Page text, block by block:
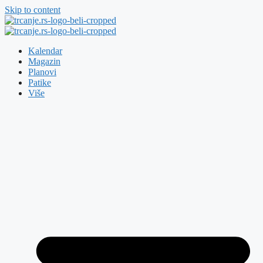
Skip to content
Kalendar
Magazin
Planovi
Patike
Više